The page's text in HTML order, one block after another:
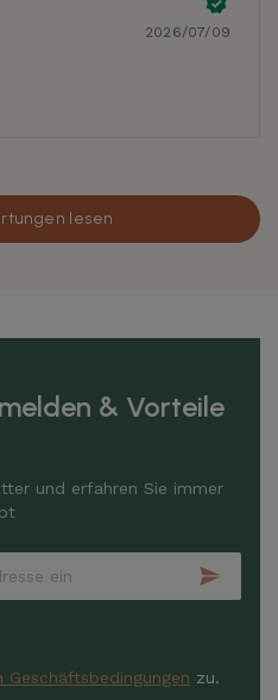
2026/07/09
lesen
& Vorteile
und erfahren Sie immer
Geschäftsbedingungen zu.